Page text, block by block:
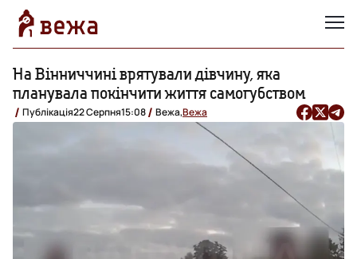
На Вінниччині врятували дівчину, яка
планувала покінчити життя самогубством
Публікація22 Серпня15:08 Вежа,Вежа